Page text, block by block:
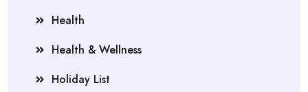
Health
Health & Wellness
Holiday List